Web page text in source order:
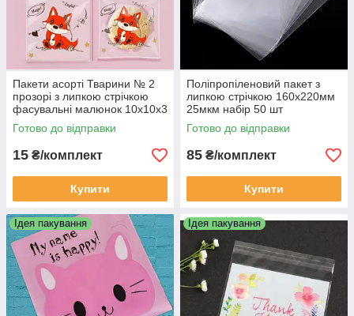
Пакети асорті Тварини № 2
прозорі з липкою стрічкою
фасувальні малюнок 10х10х3
см звірі 4в1 набір 10 шт
Готово до відправки
15 ₴/комплект
Купити
Поліпропіленовий пакет з
липкою стрічкою 160х220мм
25мкм набір 50 шт
Готово до відправки
85 ₴/комплект
Купити
Ідея пакування Ідея пакування